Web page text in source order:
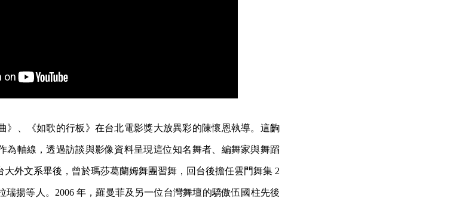
》、《如歌的行板》在台北電影獎大放異彩的陳懷恩執導。這齣
為軸線，透過訪談與影像資料呈現這位知名舞者、編舞家與舞蹈
外文系畢後，曾於瑪莎葛蘭姆舞團習舞，回台後擔任雲門舞集 2
瑞揚等人。2006 年，羅曼菲及另一位台灣舞壇的驕傲伍國柱先後